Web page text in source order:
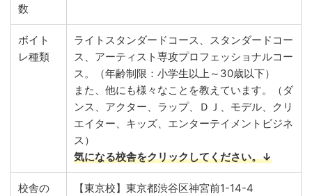
数
ボイト
レ種類
ライトスタンダードコース、スタンダードコー
ス、アーティスト専攻プロフェッショナルコー
ス。（年齢制限：小学生以上～30歳以下）
また、他にも様々なことを教えています。（ダ
ンス、アクター、ラップ、ＤＪ、モデル、クリ
エイター、キッズ、エンターテイメントビジネ
ス）
気になる校舎をクリックしてください。↓
校舎の
【東京校】東京都渋谷区神宮前1-14-4